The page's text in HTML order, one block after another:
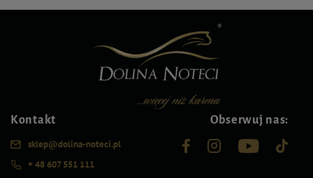
Kontakt
sklep@dolina-noteci.pl
+ 48 607 551 111
Obserwuj nas: